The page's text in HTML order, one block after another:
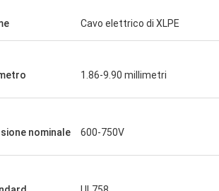
Muller di Rudy
è una società molto buona, la
Cavo elettrico di XLPE
1.86-9.90 millimetri
nominale 600-750V